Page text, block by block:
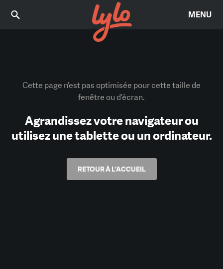
MENU
Cette page n’est pas optimisée pour cette taille de
fenêtre ou d’écran.
Agrandissez votre navigateur ou
utilisez une tablette ou un ordinateur.
RETOUR À L'ACCUEIL